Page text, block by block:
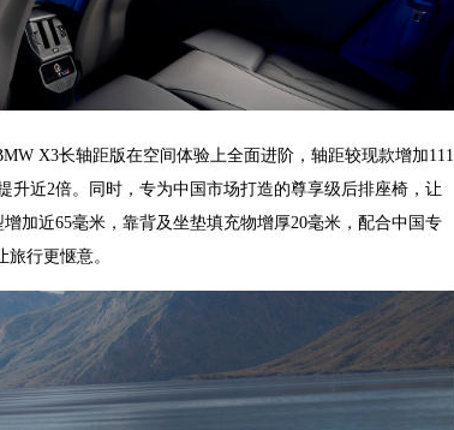
X3长轴距版在空间体验上全面进阶，轴距较现款增加111
升近2倍。同时，专为中国市场打造的尊享级后排座椅，让
加近65毫米，靠背及坐垫填充物增厚20毫米，配合中国专
行更惬意。